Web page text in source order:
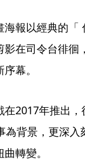
海報以經典的
在司令台徘
幕。
2017年推出
為背景，更深
轉變。